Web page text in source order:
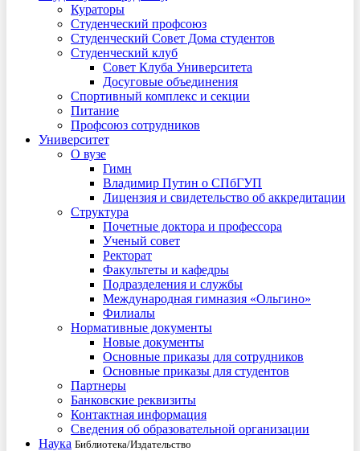
Кураторы
Студенческий профсоюз
Студенческий Совет Дома студентов
Студенческий клуб
Совет Клуба Университета
Досуговые объединения
Спортивный комплекс и секции
Питание
Профсоюз сотрудников
Университет
О вузе
Гимн
Владимир Путин о СПбГУП
Лицензия и свидетельство об аккредитации
Структура
Почетные доктора и профессора
Ученый совет
Ректорат
Факультеты и кафедры
Подразделения и службы
Международная гимназия «Ольгино»
Филиалы
Нормативные документы
Новые документы
Основные приказы для сотрудников
Основные приказы для студентов
Партнеры
Банковские реквизиты
Контактная информация
Сведения об образовательной организации
Наука Библиотека/Издательство